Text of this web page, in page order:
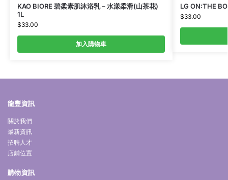
KAO BIORE 碧柔素肌沐浴乳 – 水漾柔滑(山茶花)
1L
$33.00
加入購物車
LG ON:THE
$33.00
龍豐資訊
關於我們
最新資訊
招聘人才
店鋪位置
購物資訊